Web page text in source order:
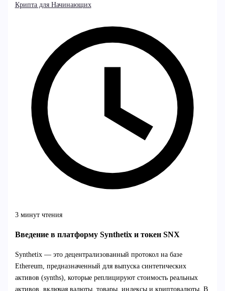
Крипта для Начинающих
3 минут чтения
Введение в платформу Synthetix и токен SNX
Synthetix — это децентрализованный протокол на базе
Ethereum, предназначенный для выпуска синтетических
активов (synths), которые реплицируют стоимость реальных
активов, включая валюты, товары, индексы и криптовалюты. В